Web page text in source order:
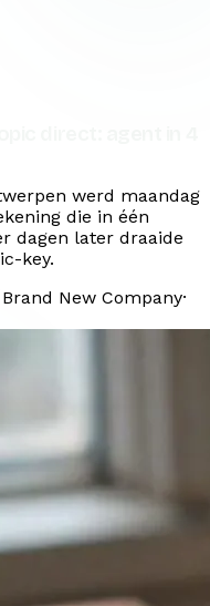
werd maandag
die in één
dagen later draaide
key.
New Company·